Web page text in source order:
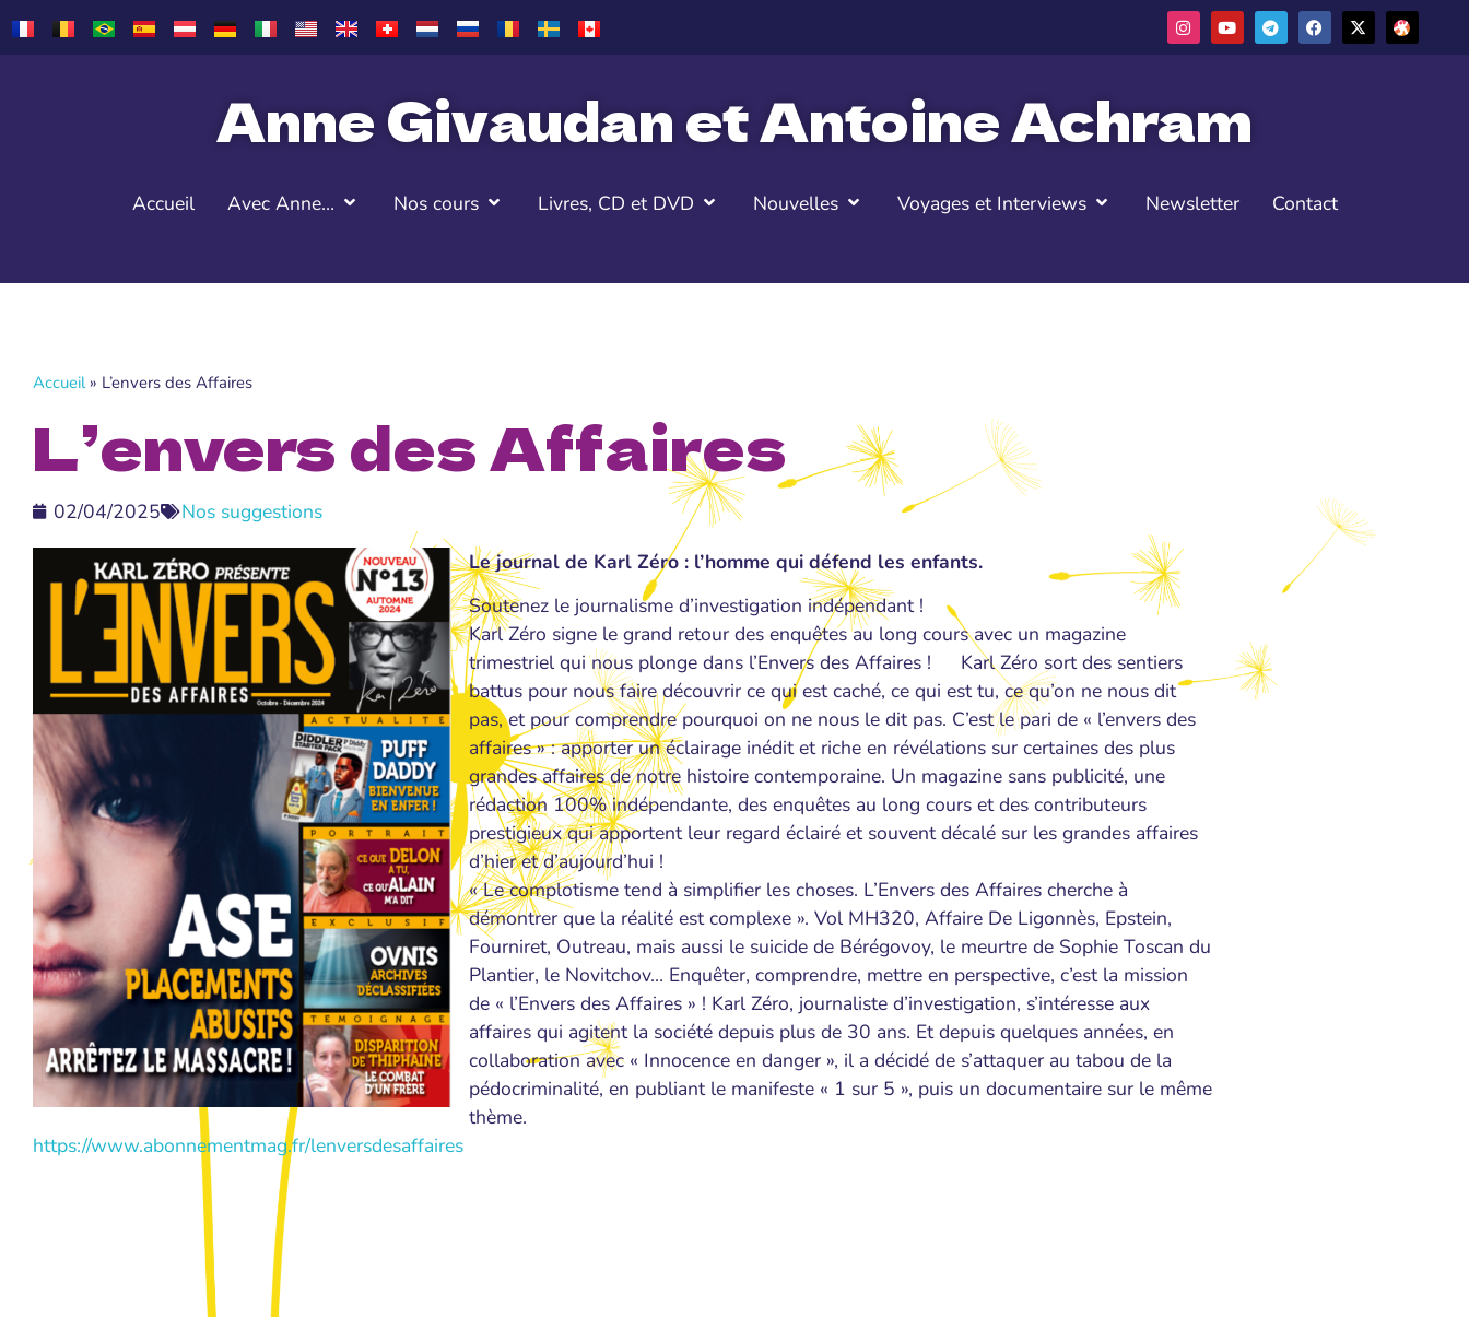
Anne Givaudan et Antoine Achram
Accueil Avec Anne… Nos cours Livres, CD et DVD Nouvelles Voyages et Interviews Newsletter Contact
Accueil» L’envers des Affaires
L’envers des Affaires
02/04/2025
Nos suggestions
Le journal de Karl Zéro : l’homme qui défend les enfants.
Soutenez le journalisme d’investigation indépendant !
Karl Zéro signe le grand retour des enquêtes au long cours avec un magazine
trimestriel qui nous plonge dans l’Envers des Affaires ! Karl Zéro sort des sentiers
battus pour nous faire découvrir ce qui est caché, ce qui est tu, ce qu’on ne nous dit
pas, et pour comprendre pourquoi on ne nous le dit pas. C’est le pari de « l’envers des
affaires » : apporter un éclairage inédit et riche en révélations sur certaines des plus
grandes affaires de notre histoire contemporaine. Un magazine sans publicité, une
rédaction 100% indépendante, des enquêtes au long cours et des contributeurs
prestigieux qui apportent leur regard éclairé et souvent décalé sur les grandes affaires
d’hier et d’aujourd’hui !
« Le complotisme tend à simplifier les choses. L’Envers des Affaires cherche à
démontrer que la réalité est complexe ». Vol MH320, Affaire De Ligonnès, Epstein,
Fourniret, Outreau, mais aussi le suicide de Bérégovoy, le meurtre de Sophie Toscan du
Plantier, le Novitchov… Enquêter, comprendre, mettre en perspective, c’est la mission
de « l’Envers des Affaires » ! Karl Zéro, journaliste d’investigation, s’intéresse aux
affaires qui agitent la société depuis plus de 30 ans. Et depuis quelques années, en
collaboration avec « Innocence en danger », il a décidé de s’attaquer au tabou de la
pédocriminalité, en publiant le manifeste « 1 sur 5 », puis un documentaire sur le même
thème.
https://www.abonnementmag.fr/lenversdesaffaires